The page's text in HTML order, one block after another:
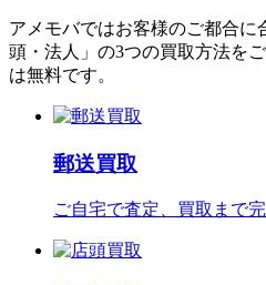
アメモバではお客様のご都合に
頭・法人」の3つの買取方法を
は無料です。
郵送買取
ご自宅で査定、買取まで